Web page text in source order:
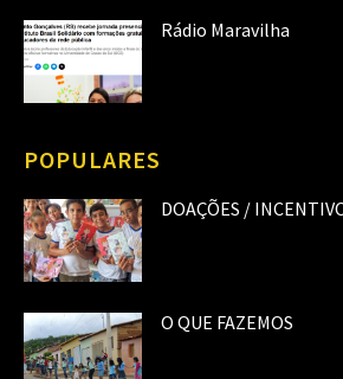
Rádio Maravilha
POPULARES
DOAÇÕES /
O QUE FAZEMOS